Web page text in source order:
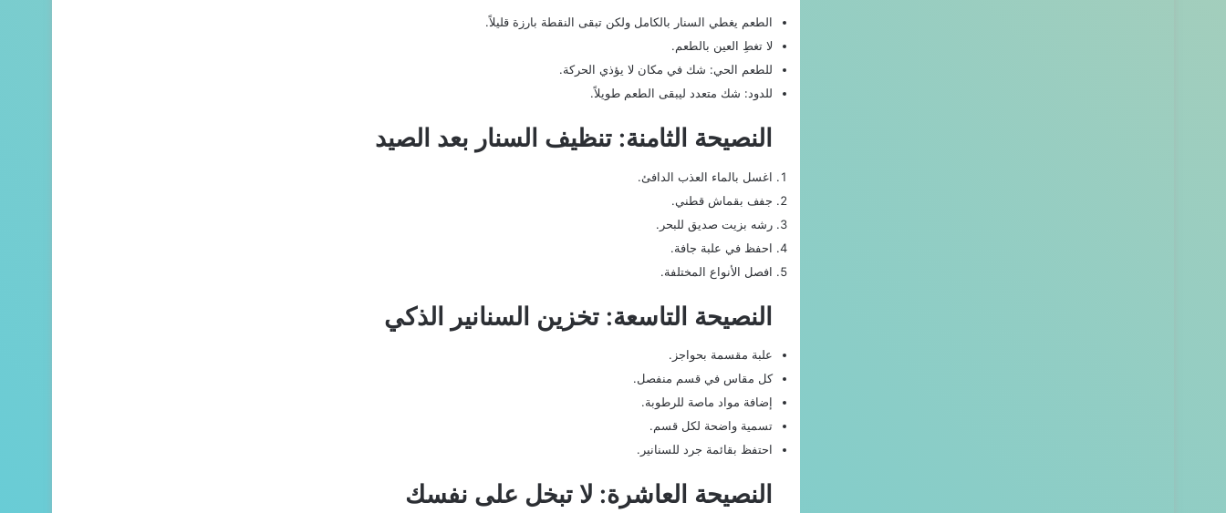
الطعم يغطي السنار بالكامل ولكن تبقى النقطة بارزة قليلاً.
لا تغطِ العين بالطعم.
للطعم الحي: شك في مكان لا يؤذي الحركة.
للدود: شك متعدد ليبقى الطعم طويلاً.
النصيحة الثامنة: تنظيف السنار بعد الصيد
اغسل بالماء العذب الدافئ.
جفف بقماش قطني.
رشه بزيت صديق للبحر.
احفظ في علبة جافة.
افصل الأنواع المختلفة.
النصيحة التاسعة: تخزين السنانير الذكي
علبة مقسمة بحواجز.
كل مقاس في قسم منفصل.
إضافة مواد ماصة للرطوبة.
تسمية واضحة لكل قسم.
احتفظ بقائمة جرد للسنانير.
النصيحة العاشرة: لا تبخل على نفسك